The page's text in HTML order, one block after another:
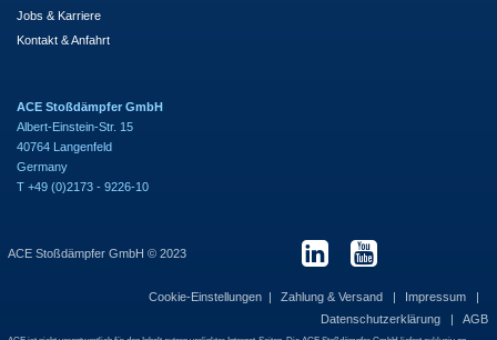
Jobs & Karriere
Kontakt & Anfahrt
ACE Stoßdämpfer GmbH
Albert-Einstein-Str. 15
40764 Langenfeld
Germany
T +49 (0)2173 - 9226-10
ACE Stoßdämpfer GmbH © 2023
Cookie-Einstellungen Zahlung & Versand
Impressum
Datenschutzerklärung
AGB